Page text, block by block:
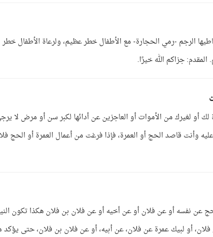
الرجم -رمي الحجارة- مع الأطفال خطر عظيم، ولرعاة الأطفال خطر
جزاكم الله خيرًا.
أو لغيرك من الأموات أو العاجزين عن أدائها لكبر سن أو مرض لا
وأنت قاصد الحج أو العمرة، فإذا فرغت من أعمال العمرة أو الحج فلا
عن نفسه أو عن فلان أو عن أخيه أو عن فلان بن فلان هكذا تكون
أو لبيك عمرة عن فلان، عن أبيه، أو عن فلان بن فلان، حتى يؤكد